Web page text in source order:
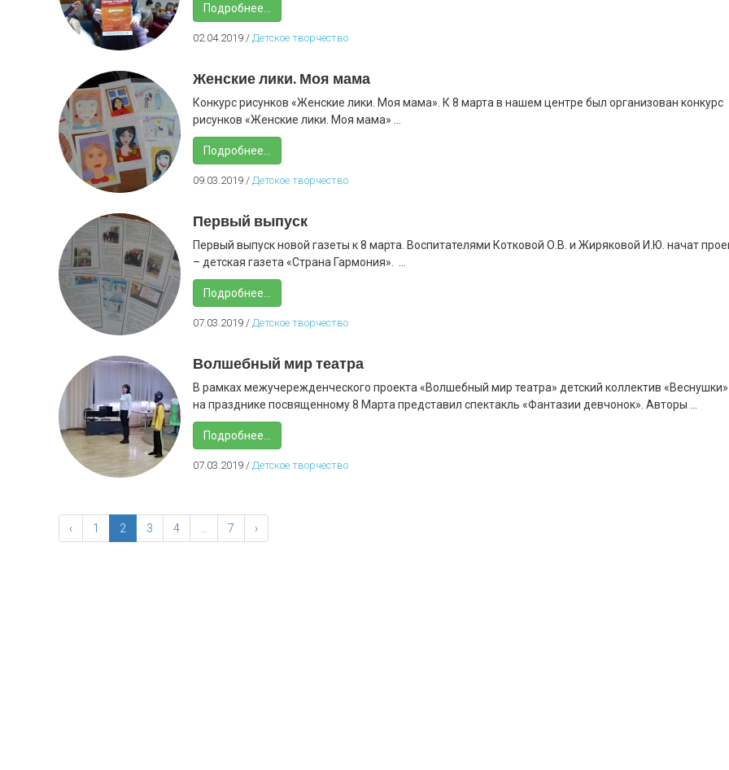
Подробнее...
02.04.2019 / Детское творчество
Женские лики. Моя мама
Конкурс рисунков «Женские лики. Моя мама». К 8 марта в нашем центре был организован конкурс
рисунков «Женские лики. Моя мама» ...
Подробнее...
09.03.2019 / Детское творчество
Первый выпуск
Первый выпуск новой газеты к 8 марта. Воспитателями Котковой О.В. и Жиряковой И.Ю. начат
– детская газета «Страна Гармония». ...
Подробнее...
07.03.2019 / Детское творчество
Волшебный мир театра
В рамках межучережденческого проекта «Волшебный мир театра» детский коллектив «Веснушки»
на празднике посвященному 8 Марта представил спектакль «Фантазии девчонок». Авторы ...
Подробнее...
07.03.2019 / Детское творчество
‹ 1 2 3 4 7 ›